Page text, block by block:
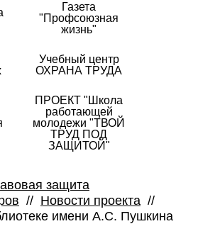
Газета
"Профсоюзная
жизнь"
Учебный центр
ОХРАНА ТРУДА
ПРОЕКТ "Школа
работающей
молодежи "ТВОЙ
ТРУД ПОД
ЗАЩИТОЙ"
защита
// Новости проекта //
имени А.С. Пушкина